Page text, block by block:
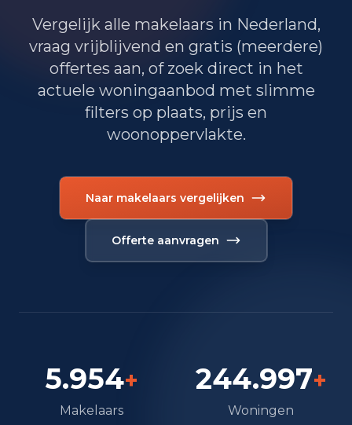
Vergelijk alle makelaars in Nederland,
vraag vrijblijvend en gratis (meerdere)
offertes aan, of zoek direct in het
actuele woningaanbod met slimme
filters op plaats, prijs en
woonoppervlakte.
Naar makelaars vergelijken
Offerte aanvragen
5.954+
Makelaars
244.997+
Woningen